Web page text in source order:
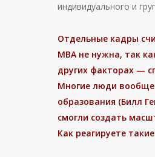
индивидуального и
Отдельные кадры
MBA не нужна, так
других факторах —
Многие люди
образования (Билл
смогли создать
Как реагируете